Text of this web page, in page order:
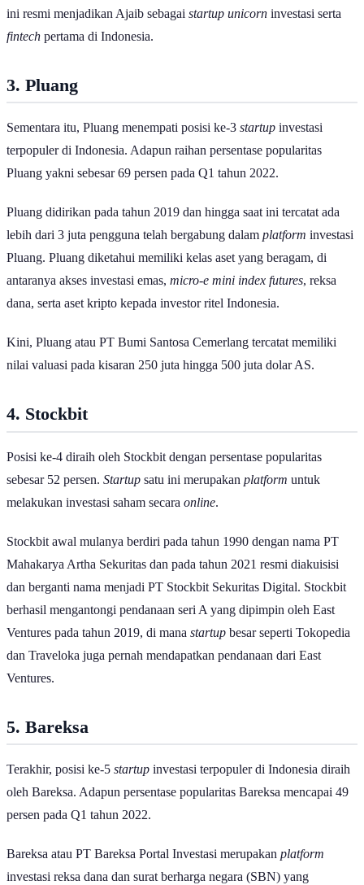
ini resmi menjadikan Ajaib sebagai startup unicorn investasi serta
fintech pertama di Indonesia.
3. Pluang
Sementara itu, Pluang menempati posisi ke-3 startup investasi
terpopuler di Indonesia. Adapun raihan persentase popularitas
Pluang yakni sebesar 69 persen pada Q1 tahun 2022.
Pluang didirikan pada tahun 2019 dan hingga saat ini tercatat ada
lebih dari 3 juta pengguna telah bergabung dalam platform investasi
Pluang. Pluang diketahui memiliki kelas aset yang beragam, di
antaranya akses investasi emas, micro-e mini index futures, reksa
dana, serta aset kripto kepada investor ritel Indonesia.
Kini, Pluang atau PT Bumi Santosa Cemerlang tercatat memiliki
nilai valuasi pada kisaran 250 juta hingga 500 juta dolar AS.
4. Stockbit
Posisi ke-4 diraih oleh Stockbit dengan persentase popularitas
sebesar 52 persen. Startup satu ini merupakan platform untuk
melakukan investasi saham secara online.
Stockbit awal mulanya berdiri pada tahun 1990 dengan nama PT
Mahakarya Artha Sekuritas dan pada tahun 2021 resmi diakuisisi
dan berganti nama menjadi PT Stockbit Sekuritas Digital. Stockbit
berhasil mengantongi pendanaan seri A yang dipimpin oleh East
Ventures pada tahun 2019, di mana startup besar seperti Tokopedia
dan Traveloka juga pernah mendapatkan pendanaan dari East
Ventures.
5. Bareksa
Terakhir, posisi ke-5 startup investasi terpopuler di Indonesia diraih
oleh Bareksa. Adapun persentase popularitas Bareksa mencapai 49
persen pada Q1 tahun 2022.
Bareksa atau PT Bareksa Portal Investasi merupakan platform
investasi reksa dana dan surat berharga negara (SBN) yang